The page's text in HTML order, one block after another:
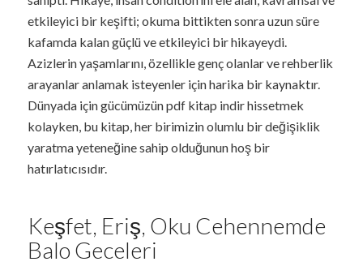
etkileyici bir keşifti; okuma bittikten sonra uzun süre
kafamda kalan güçlü ve etkileyici bir hikayeydi.
Azizlerin yaşamlarını, özellikle genç olanlar ve rehberlik
arayanlar anlamak isteyenler için harika bir kaynaktır.
Dünyada için gücümüzün pdf kitap indir hissetmek
kolayken, bu kitap, her birimizin olumlu bir değişiklik
yaratma yeteneğine sahip olduğunun hoş bir
hatırlatıcısıdır.
Keşfet, Eriş, Oku Cehennemde
Balo Geceleri